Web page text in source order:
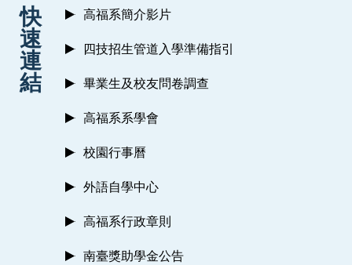
快
速
連
結
高福系簡介影片
四技招生管道入學準備指引
畢業生及校友問卷調查
高福系系學會
校園行事曆
外語自學中心
高福系行政章則
南臺獎助學金公告